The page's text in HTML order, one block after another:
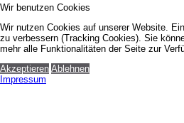
Wir benutzen Cookies
Wir nutzen Cookies auf unserer Website.
zu verbessern (Tracking Cookies). Sie
mehr alle Funktionalitäten der Seite zur
Akzeptieren Ablehnen
Impressum